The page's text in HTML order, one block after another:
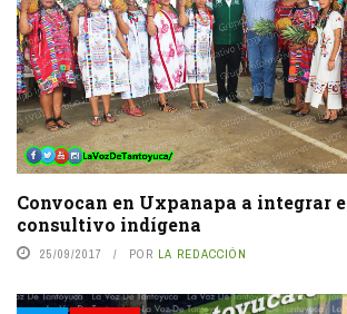
Convocan en Uxpanapa a integrar
consultivo indígena
25/09/2017 POR LA REDACCIÓN